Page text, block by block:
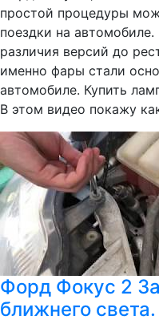
простой процедуры
поездки на
различия версий до
именно фары стали
автомобиле. Купить
В этом видео покажу
Форд Фокус 2
ближнего